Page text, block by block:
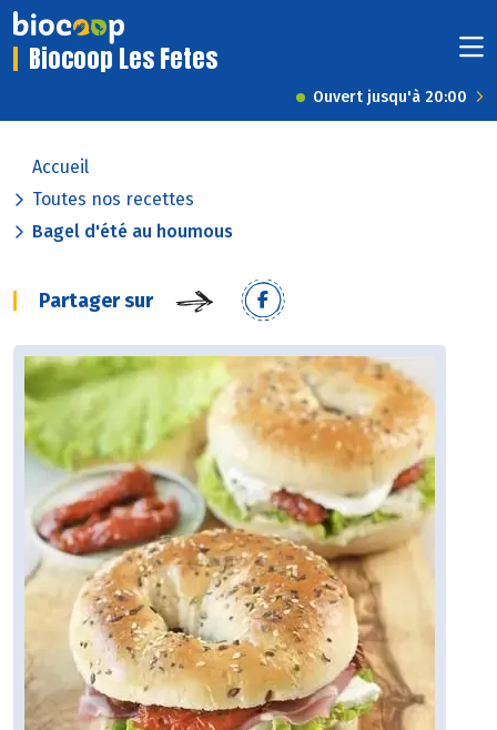
Biocoop Les Fetes
Ouvert jusqu'à 20:00
Accueil
Toutes nos recettes
Bagel d'été au houmous
Partager sur